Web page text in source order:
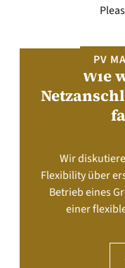
PV
Wie
Wir
Flexibility über
Betrieb eines
einer